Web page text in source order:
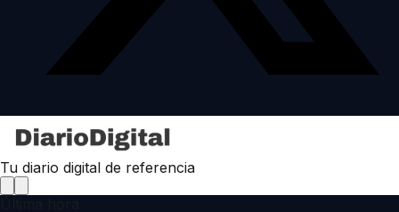
Tu diario digital de referencia